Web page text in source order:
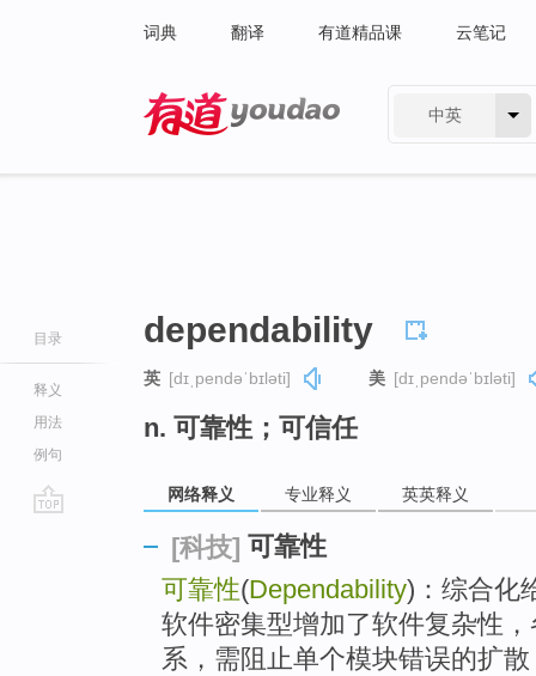
词典 翻译 有道精品课 云笔记
中英
目录
释义
用法
例句
dependability
英 [dɪˌpendəˈbɪləti] 美 [dɪˌpendəˈbɪləti]
n. 可靠性；可信任
网络释义 专业释义 英英释义
[科技] 可靠性
可靠性(Dependability)：综合化
软件密集型增加了软件复杂性
系，需阻止单个模块错误的扩散